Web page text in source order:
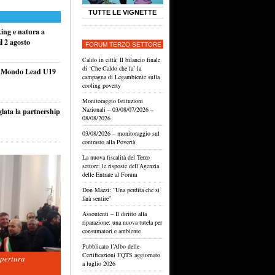
e natura a
2 agosto
Lead U19
la partnership
TUTTE LE VIGNETTE
FORUM TERZO SETTORE
Caldo in città: Il bilancio finale
di ‘Che Caldo che fa’ la
campagna di Legambiente sulla
cooling poverty
Monitoraggio Istituzioni
Nazionali – 03/08/07/2026 –
08/08/2026
03/08/2026 – monitoraggio sul
contrasto alla Povertà
La nuova fiscalità del Terzo
settore: le risposte dell’Agenzia
delle Entrate al Forum
Don Mazzi: “Una perdita che si
farà sentire”
Assoutenti – Il diritto alla
riparazione: una nuova tutela per
consumatori e ambiente
Pubblicato l’Albo delle
Certificazioni FQTS aggiornato
a luglio 2026